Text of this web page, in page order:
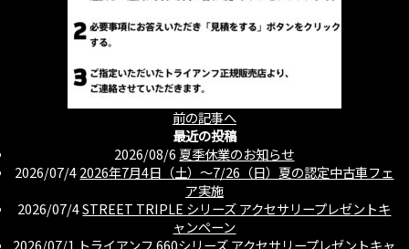
前の記事へ
最近の投稿
2026/08/6 夏季休業のお知らせ
2026/07/42026年7月4日（土）〜7/26（日）夏の認定中古車フェ
ア実施
2026/07/4STREET TRIPLE シリーズ アクセサリープレゼントキ
ャンペーン
2026/07/1 トライアンフ 660シリーズ アクセサリープレゼントキャ